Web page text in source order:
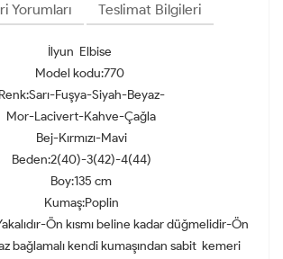
Yorumları Teslimat Bilgileri
İlyun Elbise
Model kodu:770
Renk:Sarı-Fuşya-Siyah-Beyaz-
Mor-Lacivert-Kahve-Çağla
Bej-Kırmızı-Mavi
Beden:2(40)-3(42)-4(44)
Boy:135 cm
Kumaş:Poplin
Ön kısmı beline kadar düğmelidir-Ön
bağlamalı kendi kumaşından sabit kemeri